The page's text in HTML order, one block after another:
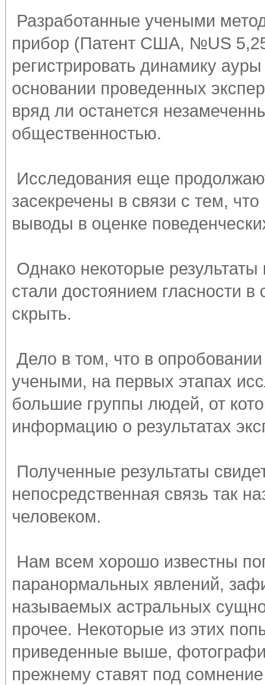
Разработанные учеными
прибор (Патент США, №US
регистрировать динамику
основании проведенных
вряд ли останется
общественностью.
Исследования еще
засекречены в связи с тем,
выводы в оценке
Однако некоторые
стали достоянием гласности
скрыть.
Дело в том, что в
учеными, на первых этапах
большие группы людей, от
информацию о результатах
Полученные результаты
непосредственная связь так
человеком.
Нам всем хорошо известны
паранормальных явлений,
называемых астральных
прочее. Некоторые из этих
приведенные выше,
прежнему ставят под